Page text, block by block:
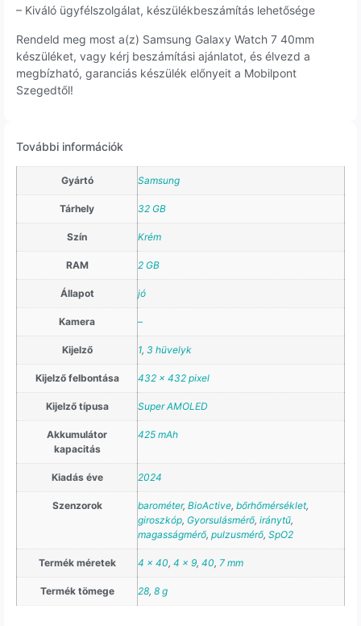
– Kiváló ügyfélszolgálat, készülékbeszámítás lehetősége
Rendeld meg most a(z) Samsung Galaxy Watch 7 40mm
készüléket, vagy kérj beszámítási ajánlatot, és élvezd a
megbízható, garanciás készülék előnyeit a Mobilpont
Szegedtől!
További információk
Gyártó Samsung
Tárhely 32 GB
Szín Krém
RAM 2 GB
Állapot jó
Kamera –
Kijelző 1, 3 hüvelyk
Kijelző felbontása 432 x 432 pixel
Kijelző típusa Super AMOLED
Akkumulátor
kapacitás
425 mAh
Kiadás éve 2024
Szenzorok barométer, BioActive, bőrhőmérséklet,
giroszkóp, Gyorsulásmérő, iránytű,
magasságmérő, pulzusmérő, SpO2
Termék méretek 4 x 40, 4 x 9, 40, 7 mm
Termék tömege 28, 8 g